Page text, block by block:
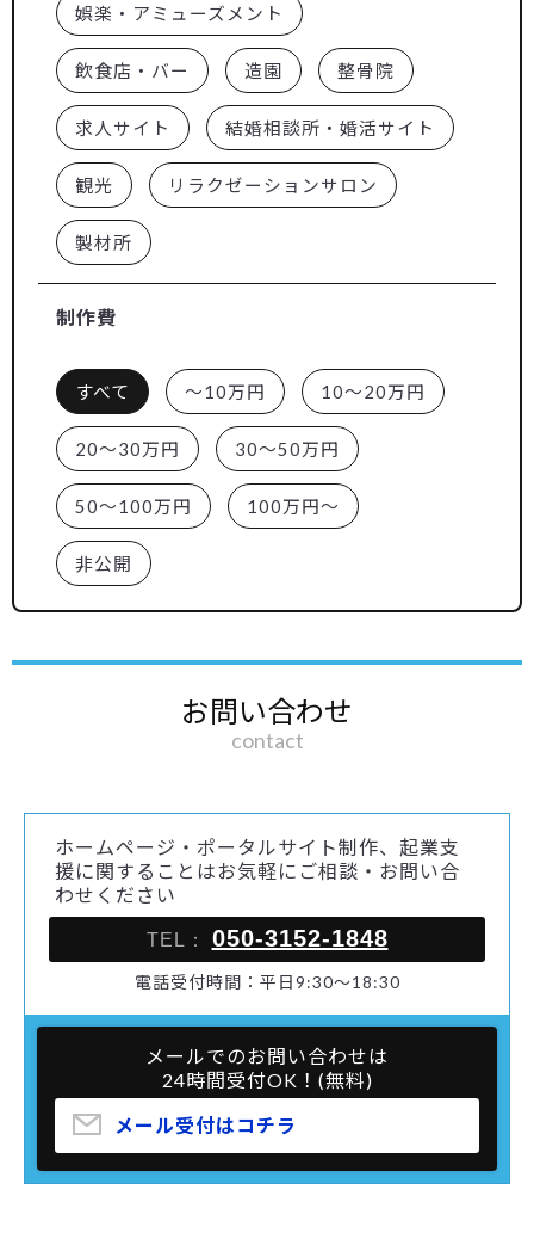
娯楽・アミューズメント
飲食店・バー 造園 整骨院
求人サイト 結婚相談所・婚活サイト
観光 リラクゼーションサロン
製材所
制作費
すべて ～10万円 10～20万円
20～30万円 30～50万円
50～100万円 100万円～
非公開
お問い合わせ
contact
ホームページ・ポータルサイト制作、起業支
援に関することはお気軽にご相談・お問い合
わせください
TEL： 050-3152-1848
電話受付時間：平日9:30～18:30
メールでのお問い合わせは
24時間受付OK！(無料)
メール受付はコチラ